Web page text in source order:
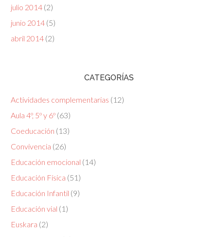
julio 2014 (2)
junio 2014 (5)
abril 2014 (2)
CATEGORÍAS
Actividades complementarias (12)
Aula 4º, 5º y 6º (63)
Coeducación (13)
Convivencia (26)
Educación emocional (14)
Educación Física (51)
Educación Infantil (9)
Educación vial (1)
Euskara (2)